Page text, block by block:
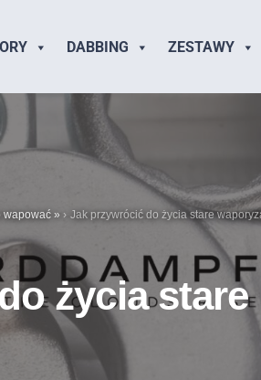
DABBING ZESTAWY
wapować » Jak przywrócić do życia stare
życia stare